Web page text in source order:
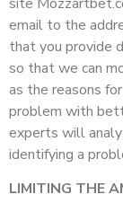
email to the
that you provide
so that we can
as the reasons
problem with
experts will
identifying a
LIMITING THE